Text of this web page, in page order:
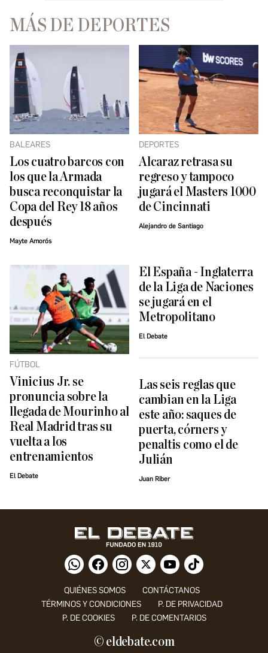
MÁS DE DEPORTES
BALEARES
Los cuatro barcos con
los que la Armada
busca reconquistar la
Copa del Rey 18 años
después
Mayte Amorós
DEPORTES
Alcaraz retrasa su
regreso y tampoco
jugará el Masters 1000
de Cincinnati
Alejandro de Santiago
FÚTBOL
Vinicius Jr. se
pronuncia sobre la
llegada de Mourinho al
Real Madrid tras su
vuelta a los
entrenamientos
El Debate
El España - Inglaterra
de la Liga de Naciones
se jugará en el
Metropolitano
El Debate
Las seis reglas que
cambian en la Liga
este año: saques de
puerta, córners y
penaltis como el de
Julián
Juan Riber
QUIÉNES SOMOS
CONTÁCTANOS
TÉRMINOS Y CONDICIONES
P. DE PRIVACIDAD
P. DE COOKIES
P. DE COMENTARIOS
© eldebate.com